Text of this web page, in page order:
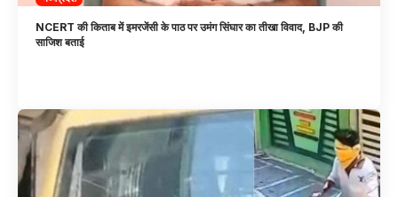
NCERT की किताब में इमरजेंसी के पाठ पर उमंग सिंघार का तीखा विवाद, BJP की
साजिश बताई